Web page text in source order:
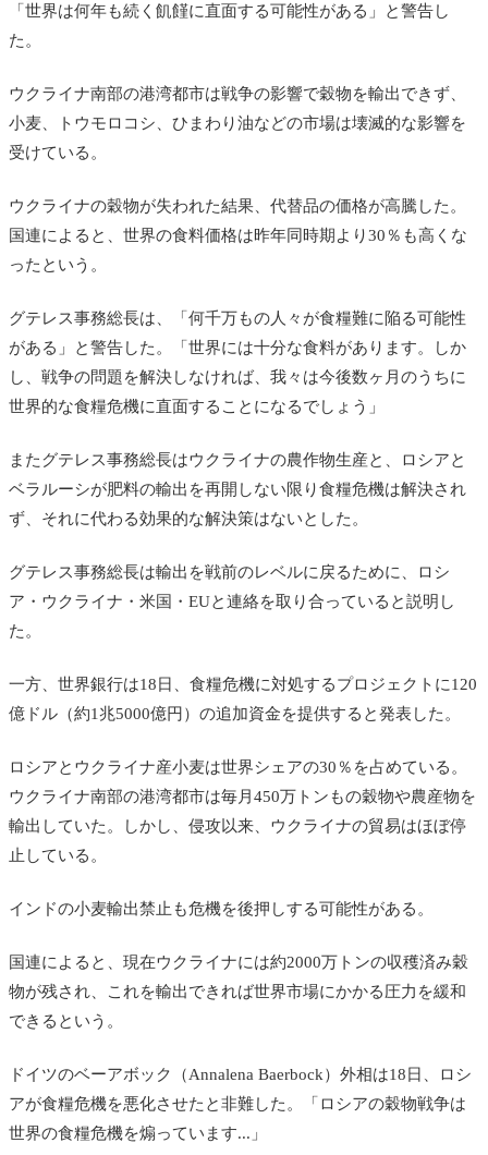
「世界は何年も続く飢饉に直面する可能性がある」と警告し
た。
ウクライナ南部の港湾都市は戦争の影響で穀物を輸出できず、
小麦、トウモロコシ、ひまわり油などの市場は壊滅的な影響を
受けている。
ウクライナの穀物が失われた結果、代替品の価格が高騰した。
国連によると、世界の食料価格は昨年同時期より30％も高くな
ったという。
グテレス事務総長は、「何千万もの人々が食糧難に陥る可能性
がある」と警告した。「世界には十分な食料があります。しか
し、戦争の問題を解決しなければ、我々は今後数ヶ月のうちに
世界的な食糧危機に直面することになるでしょう」
またグテレス事務総長はウクライナの農作物生産と、ロシアと
ベラルーシが肥料の輸出を再開しない限り食糧危機は解決され
ず、それに代わる効果的な解決策はないとした。
グテレス事務総長は輸出を戦前のレベルに戻るために、ロシ
ア・ウクライナ・米国・EUと連絡を取り合っていると説明し
た。
一方、世界銀行は18日、食糧危機に対処するプロジェクトに120
億ドル（約1兆5000億円）の追加資金を提供すると発表した。
ロシアとウクライナ産小麦は世界シェアの30％を占めている。
ウクライナ南部の港湾都市は毎月450万トンもの穀物や農産物を
輸出していた。しかし、侵攻以来、ウクライナの貿易はほぼ停
止している。
インドの小麦輸出禁止も危機を後押しする可能性がある。
国連によると、現在ウクライナには約2000万トンの収穫済み穀
物が残され、これを輸出できれば世界市場にかかる圧力を緩和
できるという。
ドイツのベーアボック（Annalena Baerbock）外相は18日、ロシ
アが食糧危機を悪化させたと非難した。「ロシアの穀物戦争は
世界の食糧危機を煽っています...」